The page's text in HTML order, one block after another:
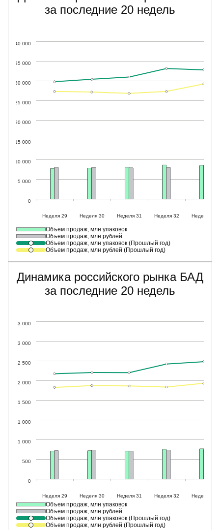
за последние 20 недель
Объем продаж, млн упаковок
Объем продаж, млн рублей
Объем продаж, млн упаковок (Прошлый год)
Объем продаж, млн рублей (Прошлый год)
Динамика российского рынка БАД
за последние 20 недель
Объем продаж, млн упаковок
Объем продаж, млн рублей
Объем продаж, млн упаковок (Прошлый год)
Объем продаж, млн рублей (Прошлый год)